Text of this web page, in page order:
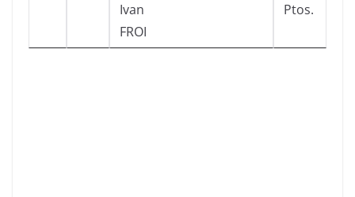
Ivan
FROI
Ptos.